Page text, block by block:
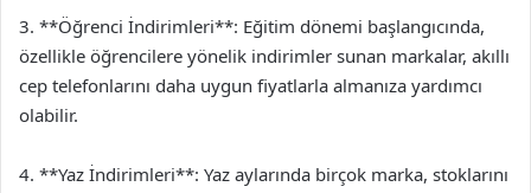
3. **Öğrenci İndirimleri**: Eğitim dönemi başlangıcında,
özellikle öğrencilere yönelik indirimler sunan markalar, akıllı
cep telefonlarını daha uygun fiyatlarla almanıza yardımcı
olabilir.
4. **Yaz İndirimleri**: Yaz aylarında birçok marka, stoklarını